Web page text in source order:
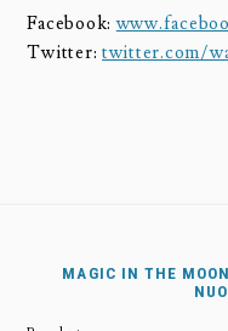
Facebook:
Twitter:twitter.com/
MAGIC IN THE